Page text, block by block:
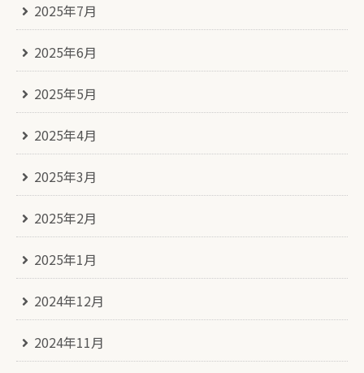
2025年7月
2025年6月
2025年5月
2025年4月
2025年3月
2025年2月
2025年1月
2024年12月
2024年11月